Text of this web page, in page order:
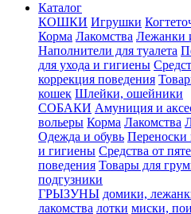
Каталог
КОШКИ Игрушки
Корма Лакомства Лежанки
Наполнители для туалета
для ухода и гигиены
коррекция поведения
кошек Шлейки, ошейники
СОБАКИ Амуниция и
вольеры Корма Лакомства
Одежда и обувь Переноски
и гигиены Средства от
поведения Товары для
подгузники
ГРЫЗУНЫ домики,
лакомства лотки миски,